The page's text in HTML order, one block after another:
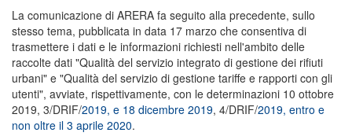
La comunicazione di ARERA fa seguito alla precedente, sullo
stesso tema, pubblicata in data 17 marzo che consentiva di
trasmettere i dati e le informazioni richiesti nell'ambito delle
raccolte dati "Qualità del servizio integrato di gestione dei rifiuti
urbani" e "Qualità del servizio di gestione tariffe e rapporti con gli
utenti", avviate, rispettivamente, con le determinazioni 10 ottobre
2019, 3/DRIF/2019, e 18 dicembre 2019, 4/DRIF/2019, entro e
non oltre il 3 aprile 2020.